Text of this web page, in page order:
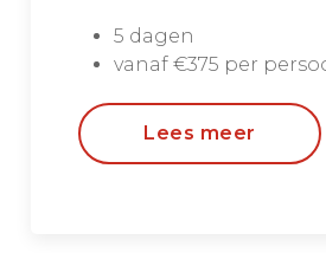
5 dagen
vanaf €375 per
Lees meer